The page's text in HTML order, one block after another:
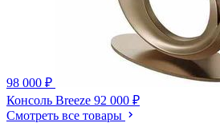
98 000 ₽
Консоль Breeze 92 000 ₽
Смотреть все товары